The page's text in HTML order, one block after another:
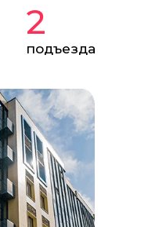
2
подъезда